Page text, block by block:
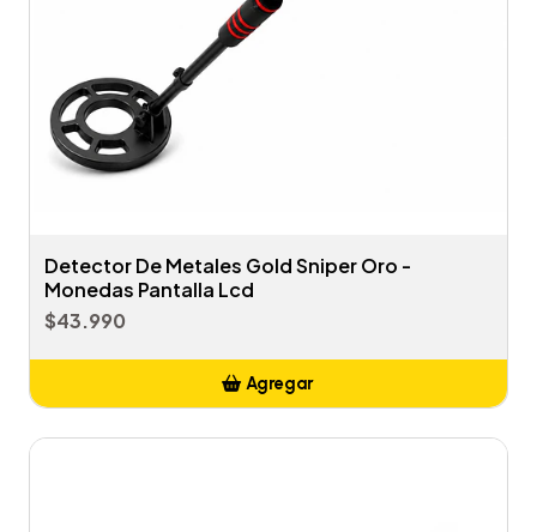
Detector De Metales Gold Sniper Oro -
Monedas Pantalla Lcd
$43.990
Agregar